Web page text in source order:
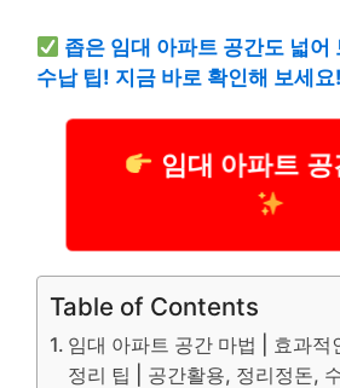
좁은 임대 아파트 공간도 넓어
수납 팁! 지금 바로 확인해 보세요!
임대 아파트 공
Table of Contents
임대 아파트 공간 마법 | 효과적
정리 팁 | 공간활용, 정리정돈,